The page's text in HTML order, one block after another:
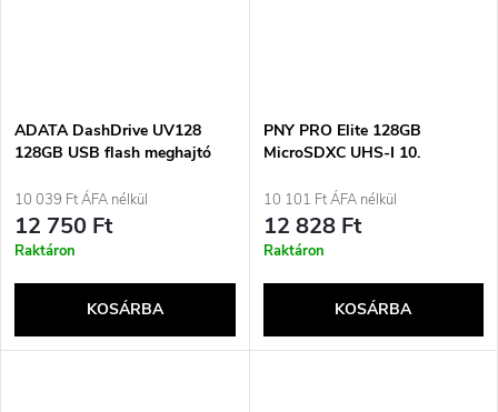
ADATA DashDrive UV128
128GB USB flash meghajtó
Gen 1) Fekete, Kék
10 039 Ft ÁFA nélkül
12 750 Ft
Raktáron
KOSÁRBA
PNY PRO Elite 128GB
MicroSDXC UHS-I 10.
10 101 Ft ÁFA nélkül
12 828 Ft
Raktáron
KOSÁRBA